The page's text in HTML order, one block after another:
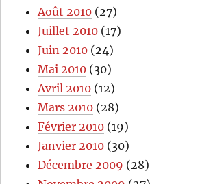
Août 2010 (27)
Juillet 2010 (17)
Juin 2010 (24)
Mai 2010 (30)
Avril 2010 (12)
Mars 2010 (28)
Février 2010 (19)
Janvier 2010 (30)
Décembre 2009 (28)